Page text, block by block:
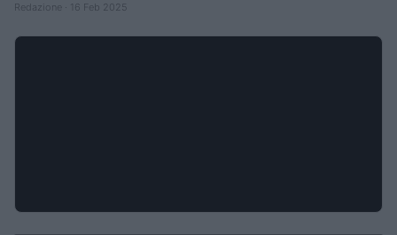
Redazione · 16 Feb 2025